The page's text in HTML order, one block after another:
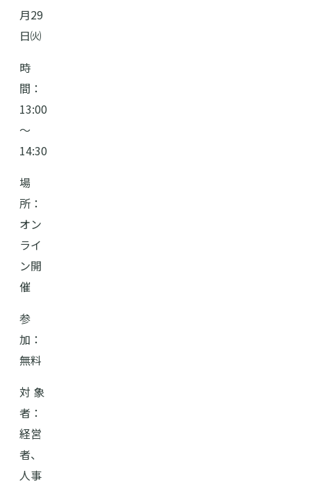
月29
日㈫
時
間：
13:00
～
14:30
場
所：
オン
ライ
ン開
催
参
加：
無料
対 象
者：
経営
者、
人事